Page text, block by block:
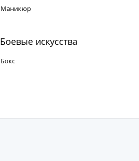
Маникюр
Боевые искусства
Бокс